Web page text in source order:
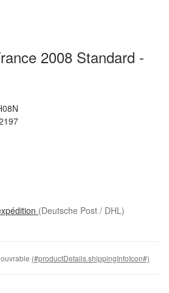
2008 Standard -
(Deutsche Post / DHL)
(#productDetails.shippingInfoIcon#)